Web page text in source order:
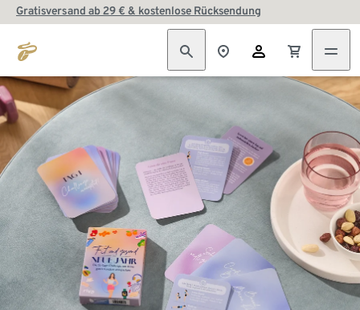
Gratisversand ab 29 € & kostenlose Rücksendung